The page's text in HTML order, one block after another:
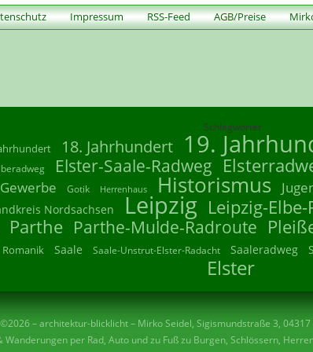
Impressum RSS-Feed AGB/Preise
Schlagwörter
18. Jahrhundert 19.
Elster-Saale-Radweg
Gewerbe Gotik Herrenhaus Historismus
Nordsachsen Leipzig Leipzig-
Parthe Parthe-Mulde-Radroute
Romanik Saale Saale-Unstrut-Elster-Radacht Saaleradweg
Elster
©2026 – architektur-blicklicht – Mirko Seidel, Sigismundstraße 3, 04317
Wanderungen per Rad, Auto und zu Fuß zu Burgen, Schlössern,